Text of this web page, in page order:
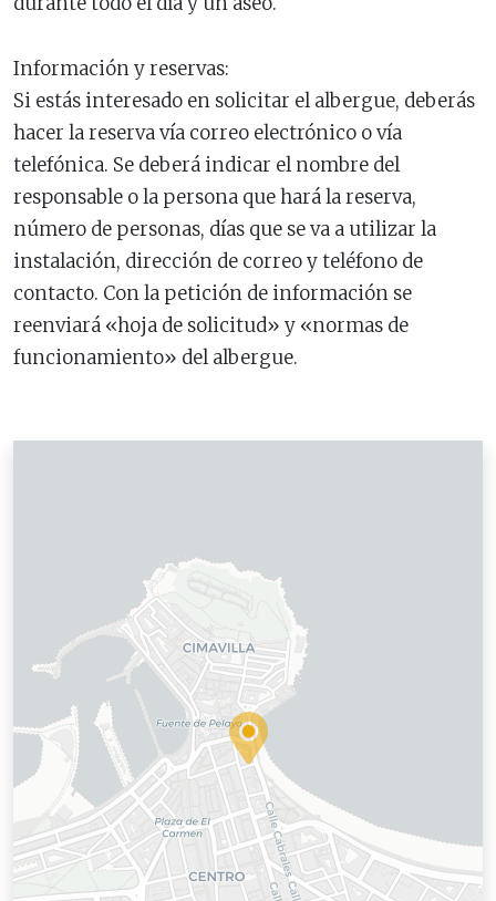
Información y reservas:
Si estás interesado en solicitar el albergue, deberás
hacer la reserva vía correo electrónico o vía
telefónica. Se deberá indicar el nombre del
responsable o la persona que hará la reserva,
número de personas, días que se va a utilizar la
instalación, dirección de correo y teléfono de
contacto. Con la petición de información se
reenviará «hoja de solicitud» y «normas de
funcionamiento» del albergue.